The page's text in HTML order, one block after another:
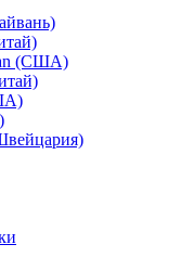
(США)